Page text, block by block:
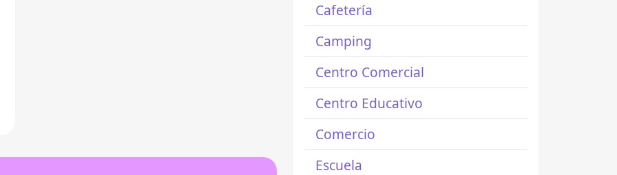
Cafetería
Camping
Centro Comercial
Centro Educativo
Comercio
Escuela